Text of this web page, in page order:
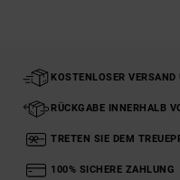
KOSTENLOSER
RÜCKGABE INNERHALB
TRETEN SIE DEM
100% SICHERE ZAHLUNG